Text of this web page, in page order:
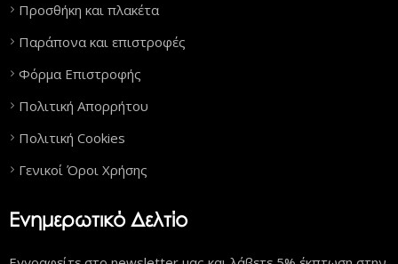
Προσθήκη και πλακέτα
Παράπονα και επιστροφές
Φόρμα Επιστροφής
Πολιτική Απορρήτου
Πολιτική Cookies
Γενικοί Όροι Χρήσης
Ενημερωτικό Δελτίο